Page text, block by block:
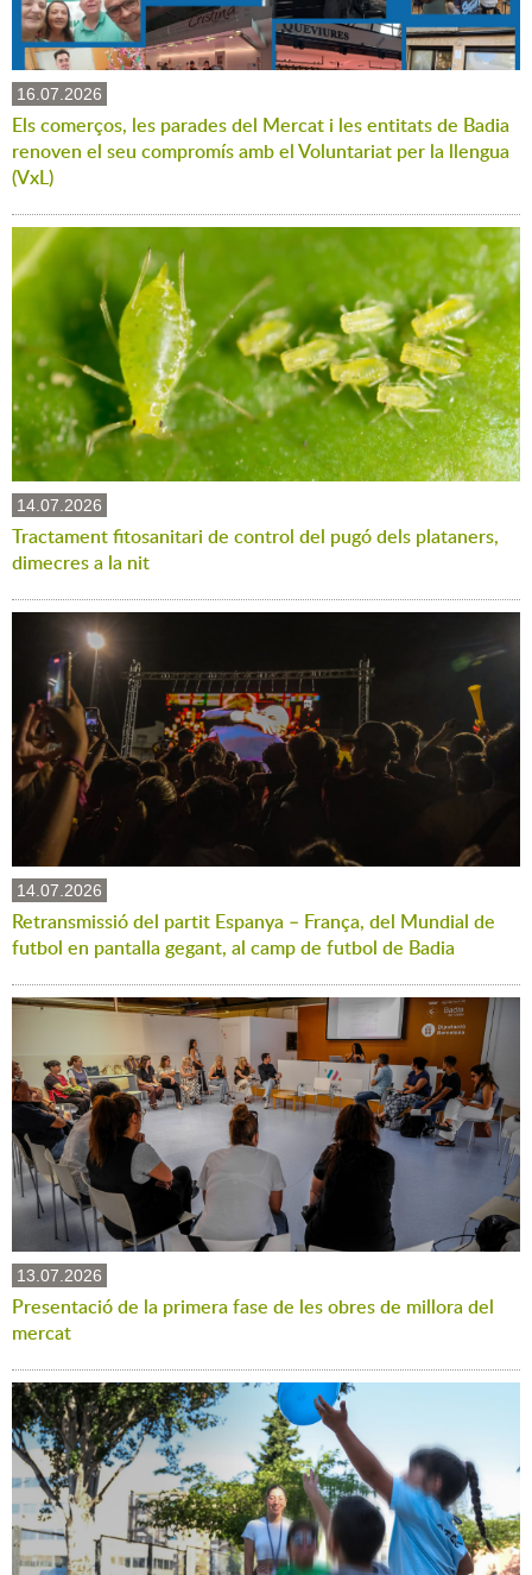
16.07.2026
Els comerços, les parades del Mercat i les entitats de Badia
renoven el seu compromís amb el Voluntariat per la llengua
(VxL)
14.07.2026
Tractament fitosanitari de control del pugó dels plataners,
dimecres a la nit
14.07.2026
Retransmissió del partit Espanya – França, del Mundial de
futbol en pantalla gegant, al camp de futbol de Badia
13.07.2026
Presentació de la primera fase de les obres de millora del
mercat